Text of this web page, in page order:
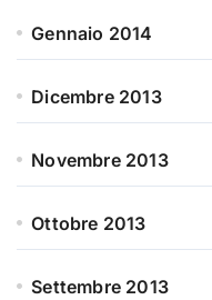
Gennaio 2014
Dicembre 2013
Novembre 2013
Ottobre 2013
Settembre 2013